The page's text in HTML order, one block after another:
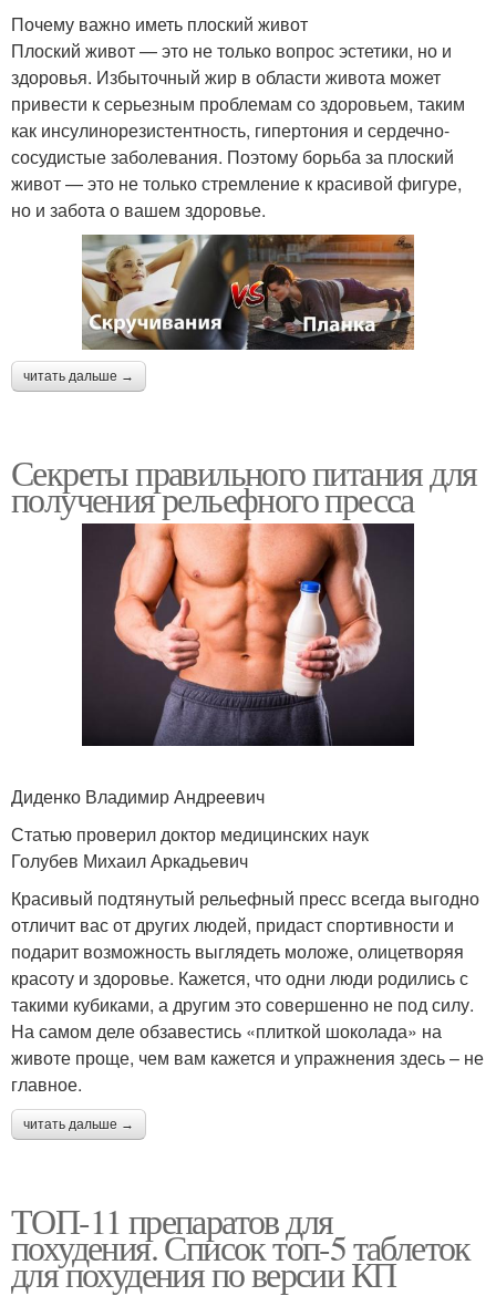
Почему важно иметь плоский живот
Плоский живот — это не только вопрос эстетики, но и
здоровья. Избыточный жир в области живота может
привести к серьезным проблемам со здоровьем, таким
как инсулинорезистентность, гипертония и сердечно-
сосудистые заболевания. Поэтому борьба за плоский
живот — это не только стремление к красивой фигуре,
но и забота о вашем здоровье.
читать дальше →
Секреты правильного питания для
получения рельефного пресса
Диденко Владимир Андреевич
Статью проверил доктор медицинских наук
Голубев Михаил Аркадьевич
Красивый подтянутый рельефный пресс всегда выгодно
отличит вас от других людей, придаст спортивности и
подарит возможность выглядеть моложе, олицетворяя
красоту и здоровье. Кажется, что одни люди родились с
такими кубиками, а другим это совершенно не под силу.
На самом деле обзавестись «плиткой шоколада» на
животе проще, чем вам кажется и упражнения здесь – не
главное.
читать дальше →
ТОП-11 препаратов для
похудения. Список топ-5 таблеток
для похудения по версии КП